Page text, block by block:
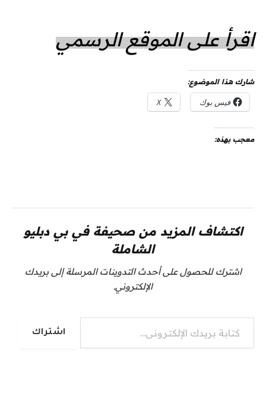
اقرأ على الموقع الرسمي
شارك هذا الموضوع:
فيس بوك X
معجب بهذه:
اكتشاف المزيد من صحيفة في بي دبليو
الشاملة
اشترك للحصول على أحدث التدوينات المرسلة إلى بريدك
الإلكتروني.
كتابة بريدك الإلكتروني...
اشتراك